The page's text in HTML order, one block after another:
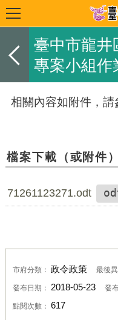
臺中市龍井
專案小組作
相關內容如附件，請
檔案下載（或附件）
71261123271.odt
市府分類： 政令政策 最後
發布日期： 2018-05-23 發
點閱次數： 617